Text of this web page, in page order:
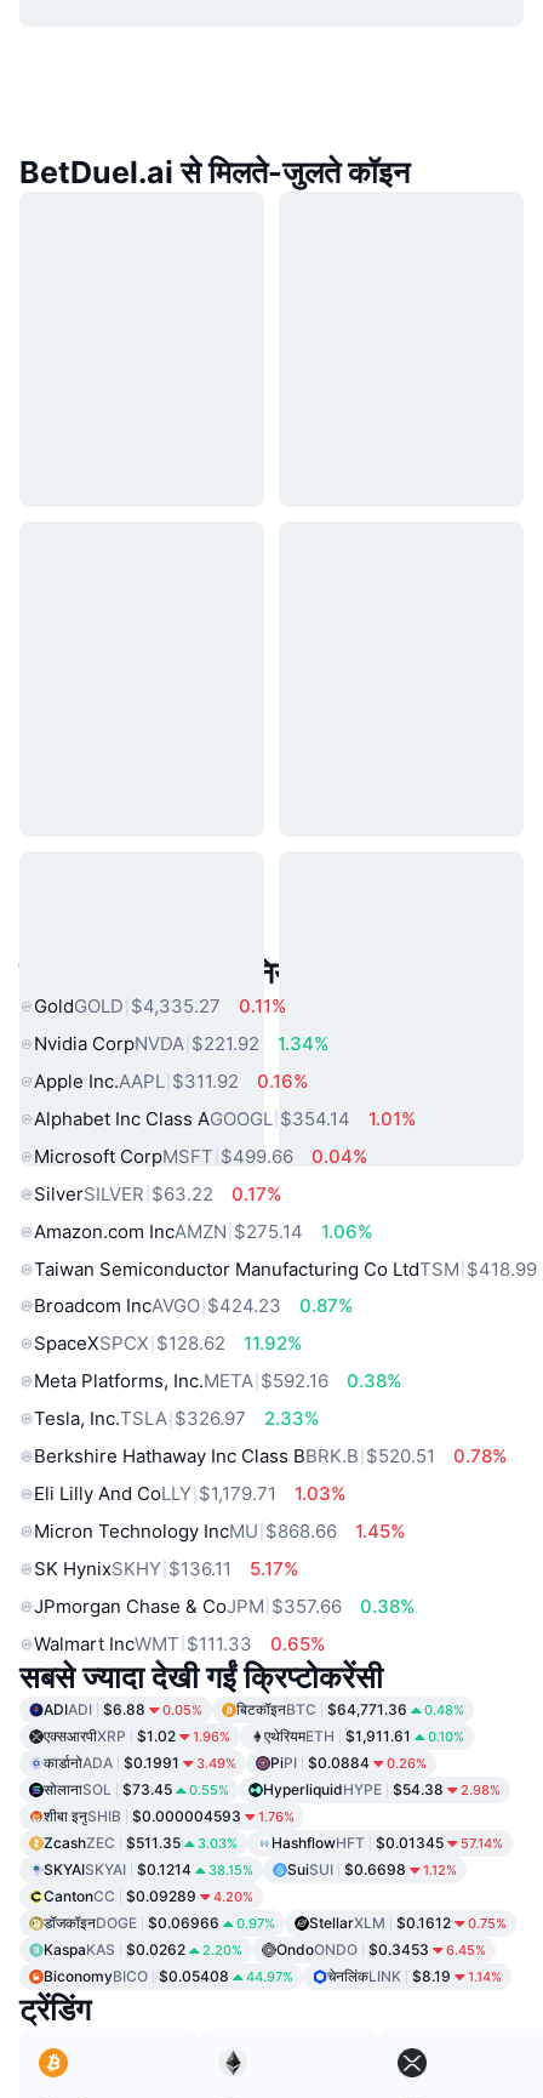
BetDuel.ai से मिलते-जुलते कॉइन
लोकप्रिय वास्तविक दुनिया की संपत्तियां
GoldGOLD $4,335.27
0.11%
Nvidia CorpNVDA $221.92
1.34%
Apple Inc.AAPL $311.92
0.16%
Alphabet Inc Class AGOOGL $354.14
1.01%
Microsoft CorpMSFT $499.66
0.04%
SilverSILVER $63.22
0.17%
Amazon.com IncAMZN $275.14
1.06%
Taiwan Semiconductor Manufacturing Co LtdTSM $418.99
Broadcom IncAVGO $424.23
0.87%
SpaceXSPCX $128.62
11.92%
Meta Platforms, Inc.META $592.16
0.38%
Tesla, Inc.TSLA $326.97
2.33%
Berkshire Hathaway Inc Class BBRK.B $520.51
0.78%
Eli Lilly And CoLLY $1,179.71
1.03%
Micron Technology IncMU $868.66
1.45%
SK HynixSKHY $136.11
5.17%
JPmorgan Chase & CoJPM $357.66
0.38%
Walmart IncWMT $111.33 0.65%
सबसे ज्यादा देखी गईं क्रिप्टोकरेंसी
ADIADI $6.88 0.05% बिटकॉइनBTC $64,771.36 0.48%
एक्सआरपीXRP $1.02 1.96% एथेरियमETH $1,911.61 0.10%
कार्डानोADA $0.1991 3.49% PiPI $0.0884 0.26%
सोलानाSOL $73.45 0.55% HyperliquidHYPE $54.38 2.98%
शीबा इनुSHIB $0.000004593 1.76%
ZcashZEC $511.35 3.03% HashflowHFT $0.01345 57.14%
SKYAISKYAI $0.1214 38.15% SuiSUI $0.6698 1.12%
CantonCC $0.09289 4.20%
डॉजकॉइनDOGE $0.06966 0.97% StellarXLM $0.1612 0.75%
KaspaKAS $0.0262 2.20% OndoONDO $0.3453 6.45%
BiconomyBICO $0.05408 44.97% चेनलिंकLINK $8.19 1.14%
ट्रेंडिंग